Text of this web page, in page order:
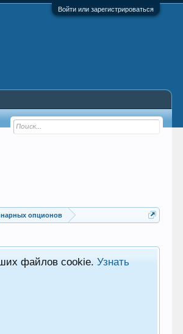
Войти или зарегистрироваться
роботы Форекс и бинарных опционов
файлов cookie.Узнать